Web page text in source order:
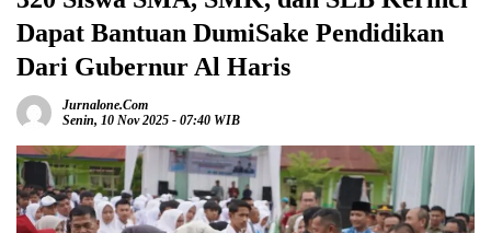
Dapat Bantuan DumiSake Pendidikan
Dari Gubernur Al Haris
Jurnalone.com
Senin, 10 Nov 2025 - 07:40 WIB